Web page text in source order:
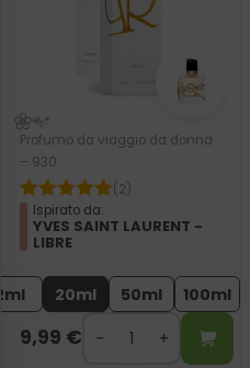
Profumo da viaggio da donna
– 930
(2)
Ispirato da:
YVES SAINT LAURENT -
LIBRE
20ml 50ml 100ml
9,99 €